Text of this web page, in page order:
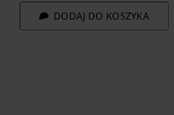
DODAJ DO KOSZYKA